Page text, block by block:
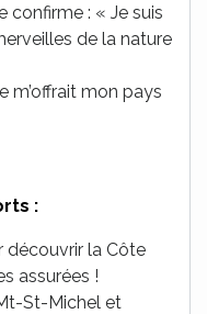
confirme : « Je suis
de la nature
m’offrait mon pays
:
découvrir la Côte
assurées !
St-Michel et